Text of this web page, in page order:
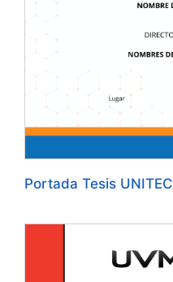
Portada Tesis UNITEC